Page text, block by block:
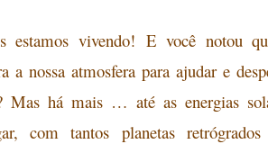
estamos vivendo! E você notou
a nossa atmosfera para ajudar e
há mais … até as energias
com tantos planetas